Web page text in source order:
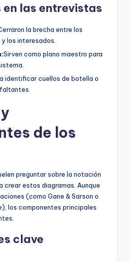
las entrevistas
la brecha entre los
los interesados.
Sirven como plano maestro para
identificar cuellos de botella o
de los
preguntar sobre la notación
crear estos diagramas. Aunque
(como Gane & Sarson o
los componentes principales
clave